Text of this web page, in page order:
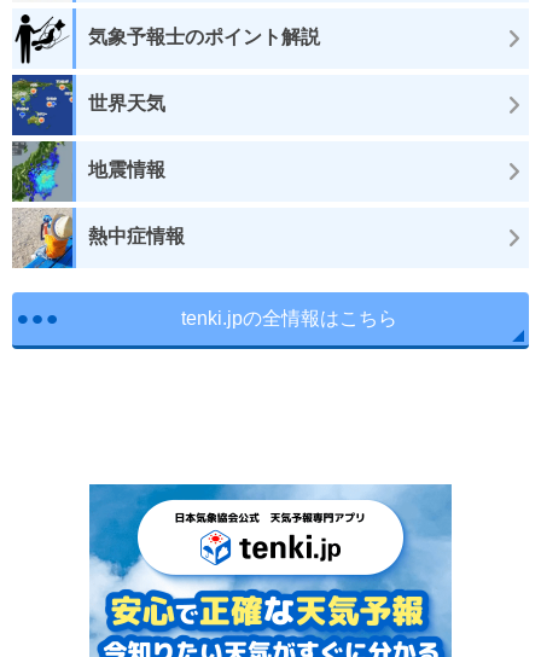
気象予報士のポイント解説
世界天気
地震情報
熱中症情報
tenki.jpの全情報はこちら